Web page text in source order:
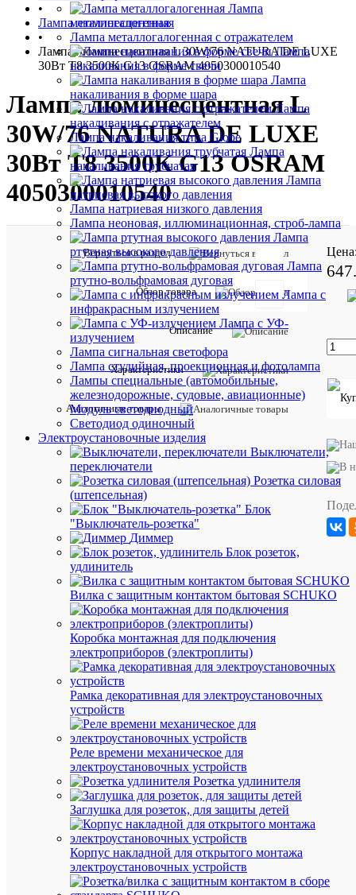
Лампа
металлогалогенная
Лампа металлогалогенная с отражателем
Лампа
накаливания в форме свечи
Лампа
накаливания в форме шара
Лампа
накаливания с отражателем
Лампа накаливания типа Globe
Лампа
накаливания трубчатая
Лампа
натриевая высокого давления
Лампа натриевая низкого давления
Лампа неоновая, иллюминационная, строб-лампа
Лампа
ртутная высокого давления
Лампа
ртутно-вольфрамовая дуговая
Лампа с
инфракрасным излучением
Лампа с УФ-
излучением
Лампа сигнальная светофора
Лампа студийная, проекционная и фотолампа
Лампы специальные (автомобильные,
железнодорожные, судовые, авиационные)
Модуль светодиодный
Светодиод одиночный
Электроустановочные изделия
Выключатели,
переключатели
Розетка силовая
(штепсельная)
Блок
"Выключатель-розетка"
Диммер
Блок розеток,
удлинитель
Вилка с защитным контактом бытовая SCHUKO
Коробка монтажная для подключения
электроприборов (электроплиты)
Рамка декоративная для электроустановочных
устройств
Реле времени механическое для
электроустановочных устройств
Розетка удлинителя
Заглушка для розеток, для защиты детей
Корпус накладной для открытого монтажа
электроустановочных устройств
•
Лампа люминесцентная
•
Лампа люминесцентная L 30W/76 NATURA DE LUXE
30Вт T8 3500К G13 OSRAM 4050300010540
Лампа люминесцентная L
30W/76 NATURA DE LUXE
30Вт T8 3500К G13 OSRAM
4050300010540
Вернуться в раздел
Обзор товара
Описание
Характеристики
Аналогичные товары
свет
1000
часов
Диаметр
трубы
26
мм
Длина,
895
мм
70-
Класс
B
стекла
Кол-
штук